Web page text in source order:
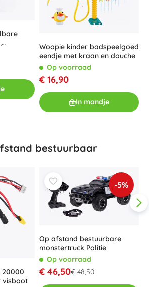
Woopie kinder badspeelgoed
eendje met kraan en douche
Op voorraad
€ 16,90
In mandje
bestuurbaar
20000
visboot
-5%
Op afstand bestuurbare
monstertruck Politie
Op voorraad
€ 46,50€ 48,50